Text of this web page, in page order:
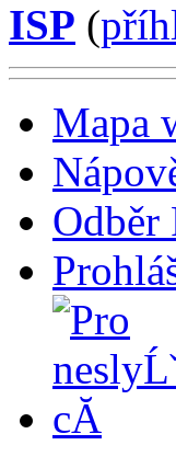
ISP (
Mapa
Odběr